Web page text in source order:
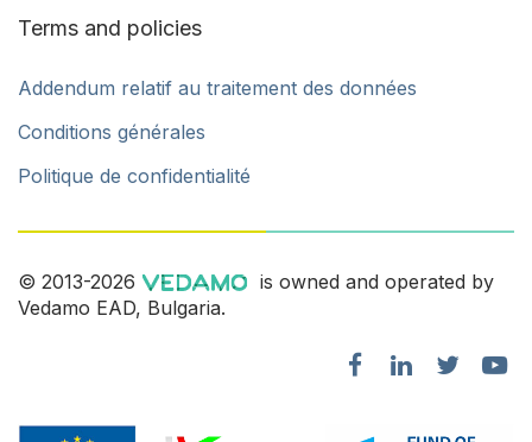
Terms and policies
Addendum relatif au traitement des données
Conditions générales
Politique de confidentialité
© 2013-2026
is owned and operated by
Vedamo EAD, Bulgaria.